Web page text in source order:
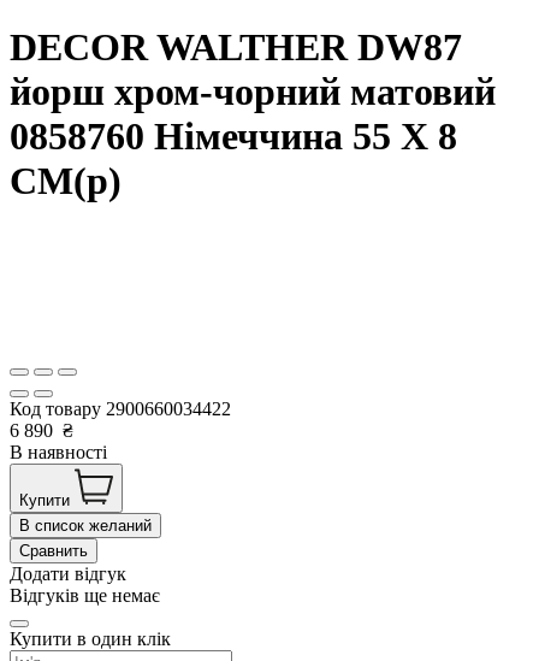
DECOR WALTHER DW87
йорш хром-чорний матовий
0858760 Німеччина 55 X 8
CM(р)
Код товару 2900660034422
6 890 ₴
В наявності
Купити
В список желаний
Сравнить
Додати відгук
Відгуків ще немає
Купити в один клік